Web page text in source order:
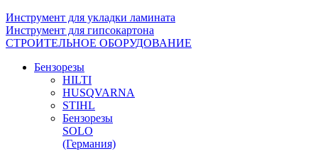
Инструмент для укладки ламината
Инструмент для гипсокартона
СТРОИТЕЛЬНОЕ ОБОРУДОВАНИЕ
Бензорезы
HILTI
HUSQVARNA
STIHL
Бензорезы
SOLO
(Германия)